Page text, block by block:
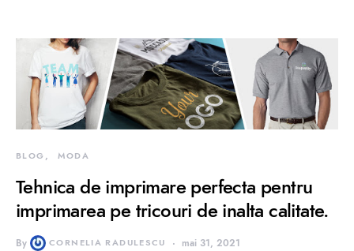
BLOG MODA
Tehnica de imprimare perfecta pentru
imprimarea pe tricouri de inalta calitate.
By CORNELIA RADULESCU mai 31, 2021